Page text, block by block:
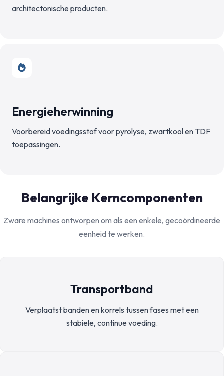
architectonische producten.
Energieherwinning
Voorbereid voedingsstof voor pyrolyse, zwartkool en TDF
toepassingen.
Belangrijke Kerncomponenten
Zware machines ontworpen om als een enkele, gecoördineerde
eenheid te werken.
Transportband
Verplaatst banden en korrels tussen fases met een
stabiele, continue voeding.